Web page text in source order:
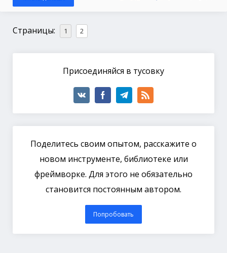
Страницы: 1 2
Присоединяйся в тусовку
Поделитесь своим опытом, расскажите о
новом инструменте, библиотеке или
фреймворке. Для этого не обязательно
становится постоянным автором.
Попробовать